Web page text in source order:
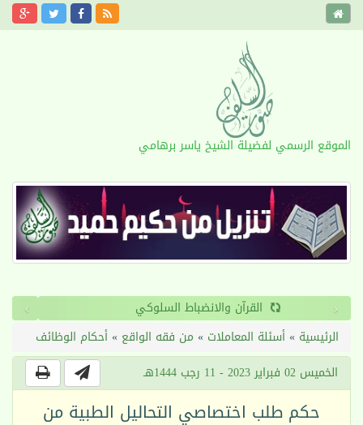
الموقع الرسمي لفضيلة الشيخ ياسر برهامي
القرآن والانضباط السلوكي ‹
›
الرئيسية »أسئلة المعاملات » من فقه الواقع »أحكام الوظائف
الخميس 02 فبراير 2023 - 11 رجب 1444هـ
حكم طلب اختصاصي التحاليل الطبية من